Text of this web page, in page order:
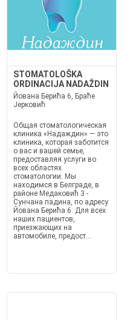
STOMATOLOŠKA
ORDINACIJA NADAŽDIN
Йована Берића 6, Браће
Јерковић
Общая стоматологическая
клиника «Надаждин» — это
клиника, которая заботится
о вас и вашей семье,
предоставляя услуги во
всех областях
стоматологии. Мы
находимся в Белграде, в
районе Медаковић 3 -
Сунчана падина, по адресу
Йована Берића 6. Для всех
наших пациентов,
приезжающих на
автомобиле, предост...